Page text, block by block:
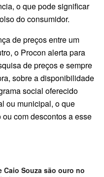
o que pode significar
do consumidor.
de preços entre um
o Procon alerta para
de preços e sempre
sobre a disponibilidade
social oferecido
ou municipal, o que
com descontos a esse
Caio Souza são ouro no